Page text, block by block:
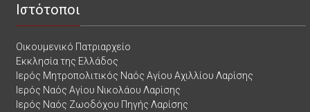
Ιστότοποι
Οικουμενικό Πατριαρχείο
Εκκλησία της Ελλάδος
Ιερός Μητροπολιτικός Ναός Αγίου Αχιλλίου Λαρίσης
Ιερός Ναός Αγίου Νικολάου Λαρίσης
Ιερός Ναός Ζωοδόχου Πηγής Λαρίσης